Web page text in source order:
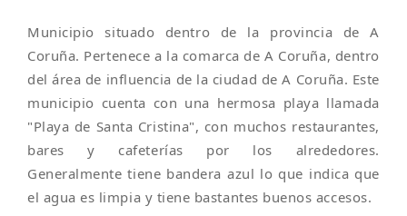
Municipio situado dentro de la provincia de A
Coruña. Pertenece a la comarca de A Coruña, dentro
del área de influencia de la ciudad de A Coruña. Este
municipio cuenta con una hermosa playa llamada
"Playa de Santa Cristina", con muchos restaurantes,
bares y cafeterías por los alrededores.
Generalmente tiene bandera azul lo que indica que
el agua es limpia y tiene bastantes buenos accesos.